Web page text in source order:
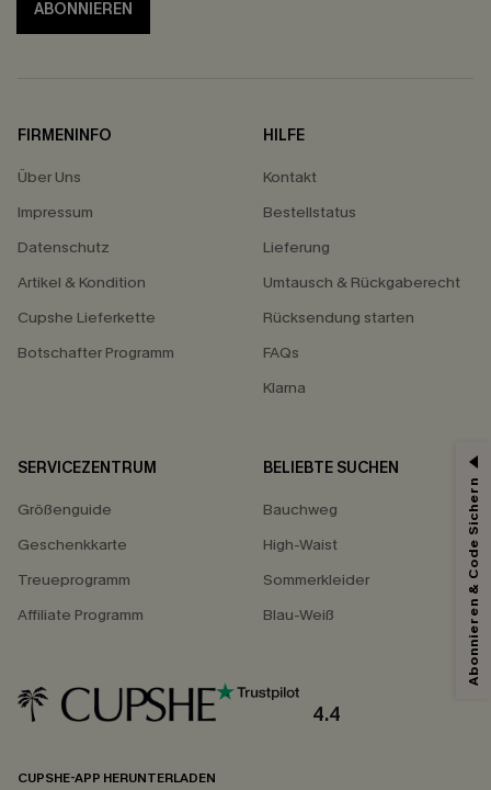
ABONNIEREN
FIRMENINFO
Über Uns
Impressum
Datenschutz
Artikel & Kondition
Cupshe Lieferkette
Botschafter Programm
HILFE
Kontakt
Bestellstatus
Lieferung
Umtausch & Rückgaberecht
Rücksendung starten
FAQs
Klarna
SERVICEZENTRUM
Größenguide
Geschenkkarte
Treueprogramm
Affiliate Programm
BELIEBTE SUCHEN
Bauchweg
High-Waist
Sommerkleider
Blau-Weiß
4.4
CUPSHE-APP HERUNTERLADEN
Abonnieren & Code Sichern